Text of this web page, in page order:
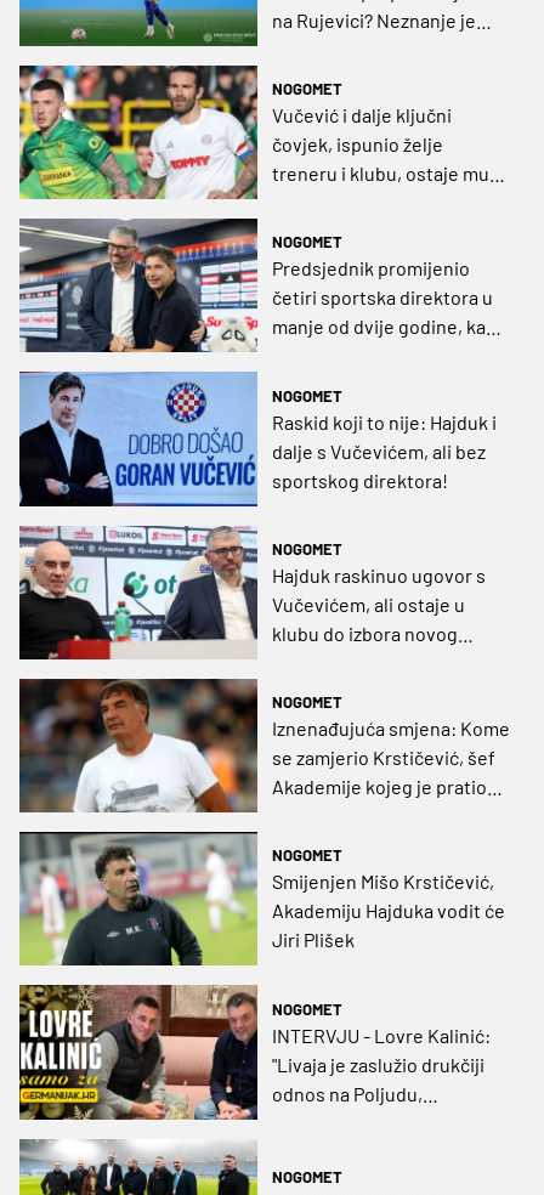
na Rujevici? Neznanje je
ključne karike
NOGOMET
Vučević i dalje ključni
čovjek, ispunio želje
treneru i klubu, ostaje mu
NOGOMET
Predsjednik promijenio
četiri sportska direktora u
manje od dvije godine, kako
NOGOMET
Raskid koji to nije: Hajduk i
dalje s Vučevićem, ali bez
sportskog direktora!
NOGOMET
Hajduk raskinuo ugovor s
Vučevićem, ali ostaje u
klubu do izbora novog
NOGOMET
Iznenađujuća smjena: Kome
se zamjerio Krstičević, šef
Akademije kojeg je pratio
NOGOMET
Smijenjen Mišo Krstičević,
Akademiju Hajduka vodit će
Jiri Plišek
NOGOMET
INTERVJU - Lovre Kalinić:
"Livaja je zaslužio drukčiji
odnos na Poljudu,
NOGOMET